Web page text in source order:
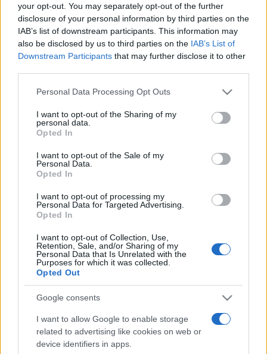
your opt-out. You may separately opt-out of the further
disclosure of your personal information by third parties on the
IAB’s list of downstream participants. This information may
also be disclosed by us to third parties on the IAB’s List of
Downstream Participants that may further disclose it to other
Please note that this website/app uses one or more Google
not limited to your visit or usage behaviour. You may click to
grant or deny consent to Google and its third-party tags to
use your data for below specified purposes in below Google
consent section.
Personal Data Processing Opt Outs
I want to opt-out of the Sharing of my
personal data.
Opted In
I want to opt-out of the Sale of my
Personal Data.
Opted In
I want to opt-out of processing my
Personal Data for Targeted Advertising.
Opted In
I want to opt-out of Collection, Use,
Retention, Sale, and/or Sharing of my
Personal Data that Is Unrelated with the
Purposes for which it was collected.
Opted Out
Google consents
I want to allow Google to enable storage
related to advertising like cookies on web or
device identifiers in apps.
soluções de arrefecimento para transformadores, a EFAFLU
está agora a dar um passo significativo ao lançar a produção
de transformadores de distribuição a óleo mineral e do tipo
seco. Este passo estratégico reforça a nossa gama de
essencial. É a plataforma ideal para apresentar as nossas mais
recentes inovações, fomentar novas parcerias e estar em
sintonia com as tendências que moldaram o futuro da energia
eléctrica.
A participação da EFAFLU reforça o nosso compromisso com
a tecnologia, fiabilidade e eficiência, numa altura em que a
transição energética exige soluções robustas e sustentáveis.
Venha visitar-nos e descubra como estamos a impulsionar a
próxima geração de soluções energéticas.